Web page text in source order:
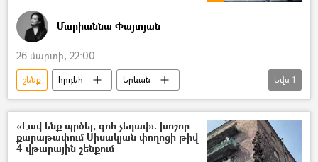
Մարիաննա Փայտյան
26 մարտի, 22:00
շենք հրդեհ
Երևան
«Կանազ» մշակույթի տուն
Եվս 1
«Լավ ենք պրծել, զոհ չեղավ». խոշոր
քարաթափում Սիսակյան փողոցի թիվ
4 վթարային շենքում